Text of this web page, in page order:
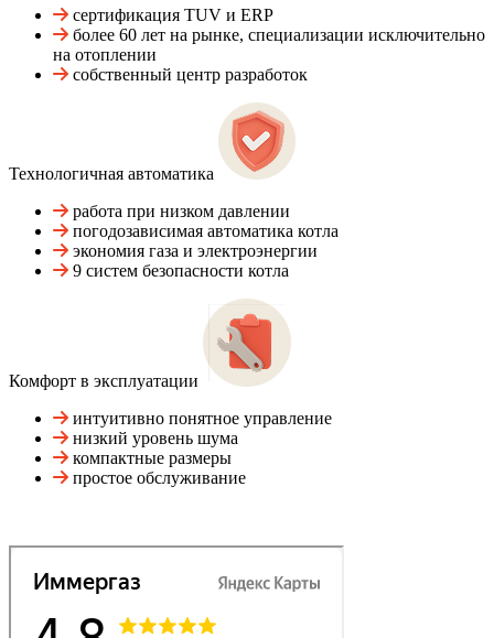
сертификация TUV и ERP
более 60 лет на рынке, специализации исключительно
на отоплении
собственный центр разработок
Технологичная автоматика
работа при низком давлении
погодозависимая автоматика котла
экономия газа и электроэнергии
9 систем безопасности котла
Комфорт в эксплуатации
интуитивно понятное управление
низкий уровень шума
компактные размеры
простое обслуживание